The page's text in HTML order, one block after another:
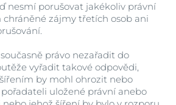
nesmí porušovat jakékoliv právní
chráněné zájmy třetích osob ani
právo nezařadit do
vyřadit takové odpovědi,
by mohl ohrozit nebo
uložené právní anebo